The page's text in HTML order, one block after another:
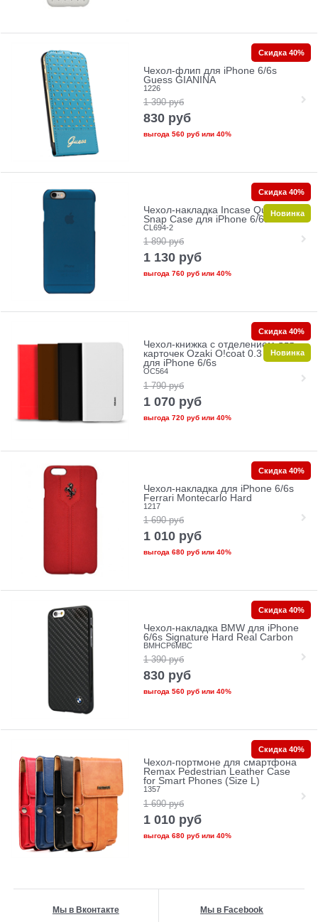
Чехол-флип для iPhone 6/6s
Guess GIANINA
1226
1 390 руб
830 руб
выгода 560 рубили 40%
Скидка 40%
Чехол-накладка Incase Quick
Snap Case для iPhone 6/6s
CL694-2
1 890 руб
1 130 руб
выгода 760 рубили 40%
Скидка 40%
Новинка
Чехол-книжка с отделением для
карточек Ozaki O!coat 0.3 Aim+
для iPhone 6/6s
OC564
1 790 руб
1 070 руб
выгода 720 рубили 40%
Скидка 40%
Новинка
Чехол-накладка для iPhone 6/6s
Ferrari Montecarlo Hard
1217
1 690 руб
1 010 руб
выгода 680 рубили 40%
Скидка 40%
Чехол-накладка BMW для iPhone
6/6s Signature Hard Real Carbon
BMHCP6MBC
1 390 руб
830 руб
выгода 560 рубили 40%
Скидка 40%
Чехол-портмоне для смартфона
Remax Pedestrian Leather Case
for Smart Phones (Size L)
1357
1 690 руб
1 010 руб
выгода 680 рубили 40%
Скидка 40%
Мы в Вконтакте Мы в Facebook